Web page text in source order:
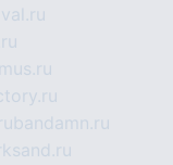
bandamn.ru